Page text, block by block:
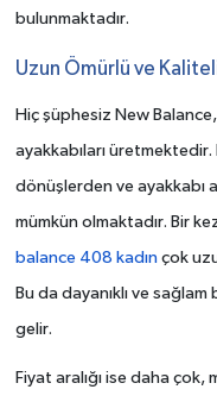
bulunmaktadır.
Uzun Ömürlü ve
Hiç şüphesiz New
ayakkabıları üretmektedir.
dönüşlerden ve ayakkabı
mümkün olmaktadır. Bir
balance 408 kadınçok
Bu da dayanıklı ve
gelir.
Fiyat aralığı ise daha